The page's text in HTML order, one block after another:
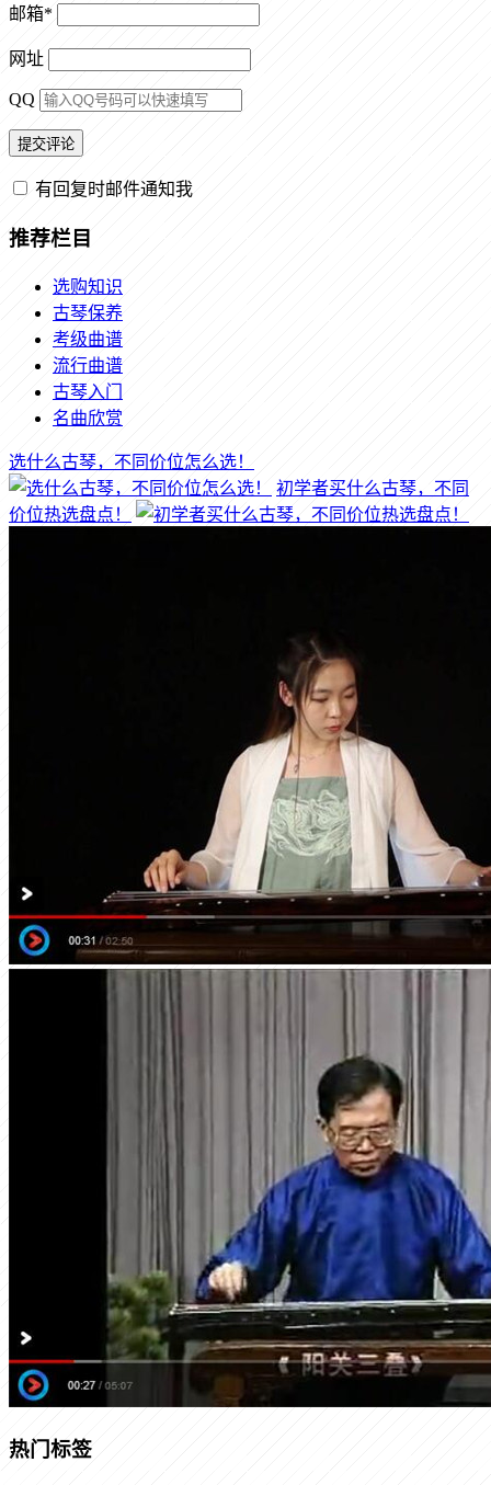
邮箱*
网址
QQ
有回复时邮件通知我
推荐栏目
选购知识
古琴保养
考级曲谱
流行曲谱
古琴入门
名曲欣赏
选什么古琴，不同价位怎么选！
初学者买什么古琴，不同
价位热选盘点！
热门标签